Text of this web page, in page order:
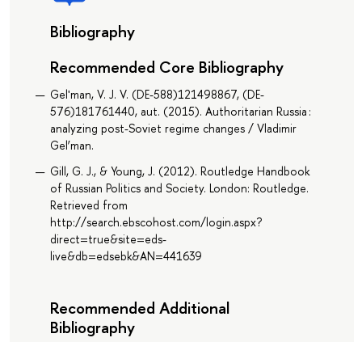
Bibliography
Recommended Core Bibliography
Gelʹman, V. J. V. (DE-588)121498867, (DE-
576)181761440, aut. (2015). Authoritarian Russia :
analyzing post-Soviet regime changes / Vladimir
Gel’man.
Gill, G. J., & Young, J. (2012). Routledge Handbook
of Russian Politics and Society. London: Routledge.
Retrieved from
http://search.ebscohost.com/login.aspx?
direct=true&site=eds-
live&db=edsebk&AN=441639
Recommended Additional
Bibliography